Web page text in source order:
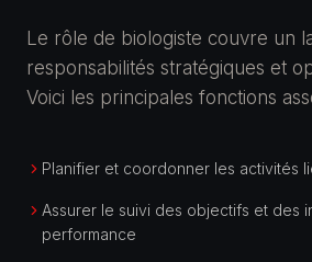
Le rôle de biologiste couvre un
responsabilités stratégiques et
Voici les principales fonctions
Planifier et coordonner les activités
Assurer le suivi des objectifs et des
performance